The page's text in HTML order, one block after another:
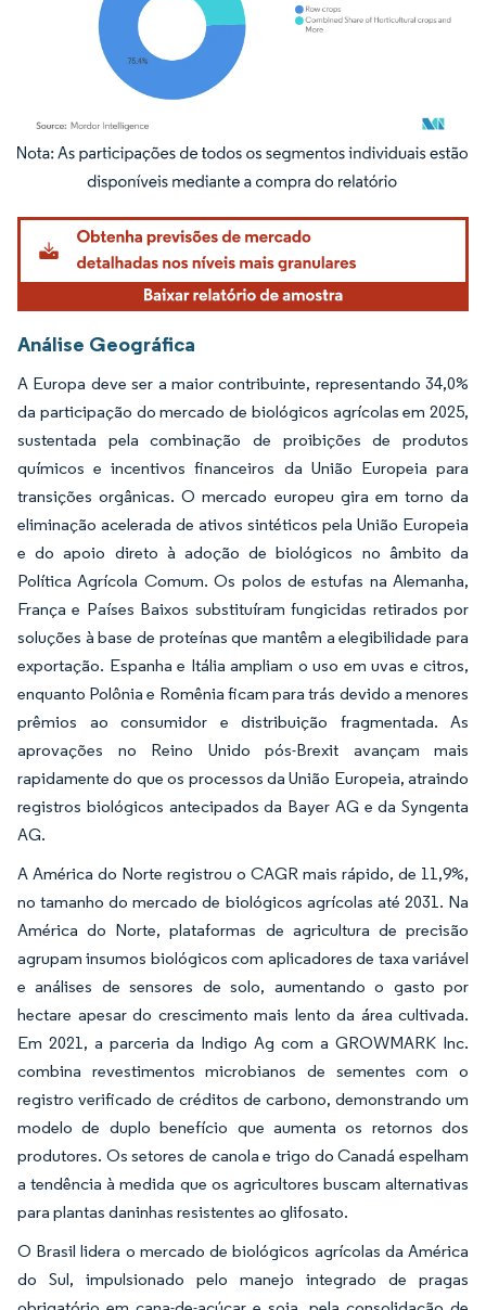
Imagem © Mordor Intelligence. O reuso requer atribuição conforme CC BY 4.0.
Análise Geográfica
A Europa deve ser a maior contribuinte, representando 34,0%
da participação do mercado de biológicos agrícolas em 2025,
sustentada pela combinação de proibições de produtos
químicos e incentivos financeiros da União Europeia para
transições orgânicas. O mercado europeu gira em torno da
eliminação acelerada de ativos sintéticos pela União Europeia
e do apoio direto à adoção de biológicos no âmbito da
Política Agrícola Comum. Os polos de estufas na Alemanha,
França e Países Baixos substituíram fungicidas retirados por
soluções à base de proteínas que mantêm a elegibilidade para
exportação. Espanha e Itália ampliam o uso em uvas e citros,
enquanto Polônia e Romênia ficam para trás devido a menores
prêmios ao consumidor e distribuição fragmentada. As
aprovações no Reino Unido pós-Brexit avançam mais
rapidamente do que os processos da União Europeia, atraindo
registros biológicos antecipados da Bayer AG e da Syngenta
AG.
A América do Norte registrou o CAGR mais rápido, de 11,9%,
no tamanho do mercado de biológicos agrícolas até 2031. Na
América do Norte, plataformas de agricultura de precisão
agrupam insumos biológicos com aplicadores de taxa variável
e análises de sensores de solo, aumentando o gasto por
hectare apesar do crescimento mais lento da área cultivada.
Em 2021, a parceria da Indigo Ag com a GROWMARK Inc.
combina revestimentos microbianos de sementes com o
registro verificado de créditos de carbono, demonstrando um
modelo de duplo benefício que aumenta os retornos dos
produtores. Os setores de canola e trigo do Canadá espelham
a tendência à medida que os agricultores buscam alternativas
para plantas daninhas resistentes ao glifosato.
O Brasil lidera o mercado de biológicos agrícolas da América
do Sul, impulsionado pelo manejo integrado de pragas